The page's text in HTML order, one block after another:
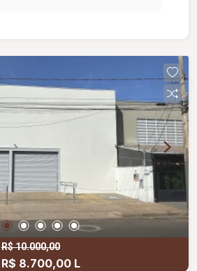
R$ 10.000,00
R$ 8.700,00 L